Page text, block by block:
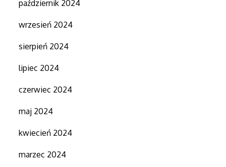
październik 2024
wrzesień 2024
sierpień 2024
lipiec 2024
czerwiec 2024
maj 2024
kwiecień 2024
marzec 2024